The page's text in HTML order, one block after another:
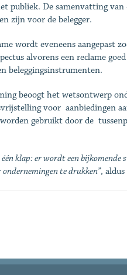
publiek. De samenvatting
zijn voor de belegger.
wordt eveneens aangepast
alvorens een reclame
beleggingsinstrumenten.
beoogt het wetsontwerp
voor aanbiedingen
gebruikt door de
klap: er wordt een bijkomende
te drukken”,